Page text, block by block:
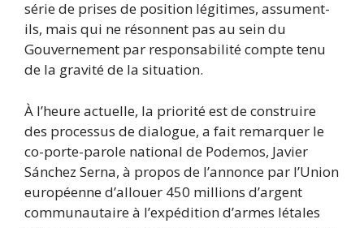
série de prises de position légitimes, assument-
ils, mais qui ne résonnent pas au sein du
Gouvernement par responsabilité compte tenu
de la gravité de la situation.
À l’heure actuelle, la priorité est de construire
des processus de dialogue, a fait remarquer le
co-porte-parole national de Podemos, Javier
Sánchez Serna, à propos de l’annonce par l’Union
européenne d’allouer 450 millions d’argent
communautaire à l’expédition d’armes létales